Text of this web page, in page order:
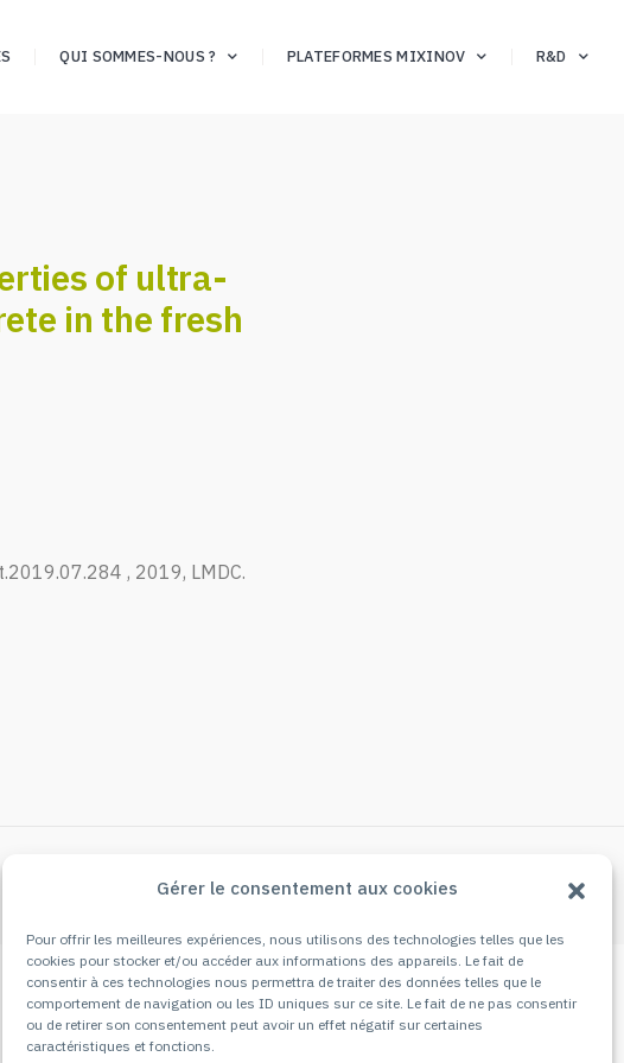
Gérer le consentement aux cookies
Pour offrir les meilleures expériences, nous utilisons des technologies telles que les
cookies pour stocker et/ou accéder aux informations des appareils. Le fait de
consentir à ces technologies nous permettra de traiter des données telles que le
comportement de navigation ou les ID uniques sur ce site. Le fait de ne pas consentir
ou de retirer son consentement peut avoir un effet négatif sur certaines
caractéristiques et fonctions.
QUI SOMMES-NOUS ? PLATEFORMES MIXINOV R&D
of ultra-
in the fresh
, 2019, LMDC.
Next post